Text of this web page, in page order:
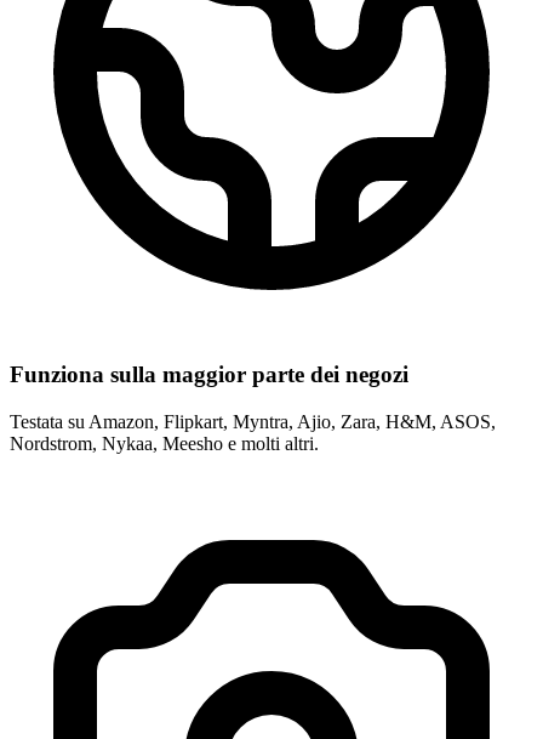
Funziona sulla maggior parte dei negozi
Testata su Amazon, Flipkart, Myntra, Ajio, Zara, H&M, ASOS,
Nordstrom, Nykaa, Meesho e molti altri.